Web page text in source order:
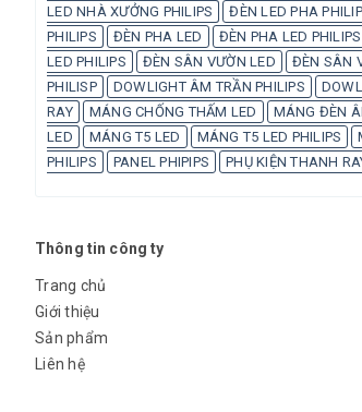
LED NHÀ XƯỞNG PHILIPS
ĐÈN LED PHA
PHILIPS
ĐÈN PHA LED ĐÈN PHA LED PHILIPS
LED PHILIPS
ĐÈN SÂN VƯỜN LED ĐÈN SÂN
PHILISP
DOWLIGHT ÂM TRẦN PHILIPS
RAY
MÁNG CHỐNG THẤM LED MÁNG ĐÈN
LED
MÁNG T5 LED MÁNG T5 LED PHILIPS
PHILIPS
PANEL PHIPIPS PHỤ KIỆN THANH
Thông tin công ty
Trang chủ
Giới thiệu
Sản phẩm
Liên hệ